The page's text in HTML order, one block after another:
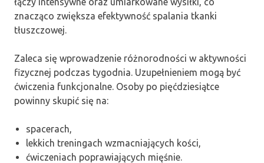
znacząco zwiększa efektywność spalania tkanki
tłuszczowej.
Zaleca się wprowadzenie różnorodności w aktywności
fizycznej podczas tygodnia. Uzupełnieniem mogą być
ćwiczenia funkcjonalne. Osoby po pięćdziesiątce
powinny skupić się na:
spacerach,
lekkich treningach wzmacniających kości,
ćwiczeniach poprawiających mięśnie.